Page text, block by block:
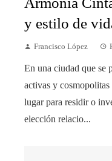
y estilo de
Francisco López
En una ciudad que se
activas y
lugar para residir o
elección relacio...